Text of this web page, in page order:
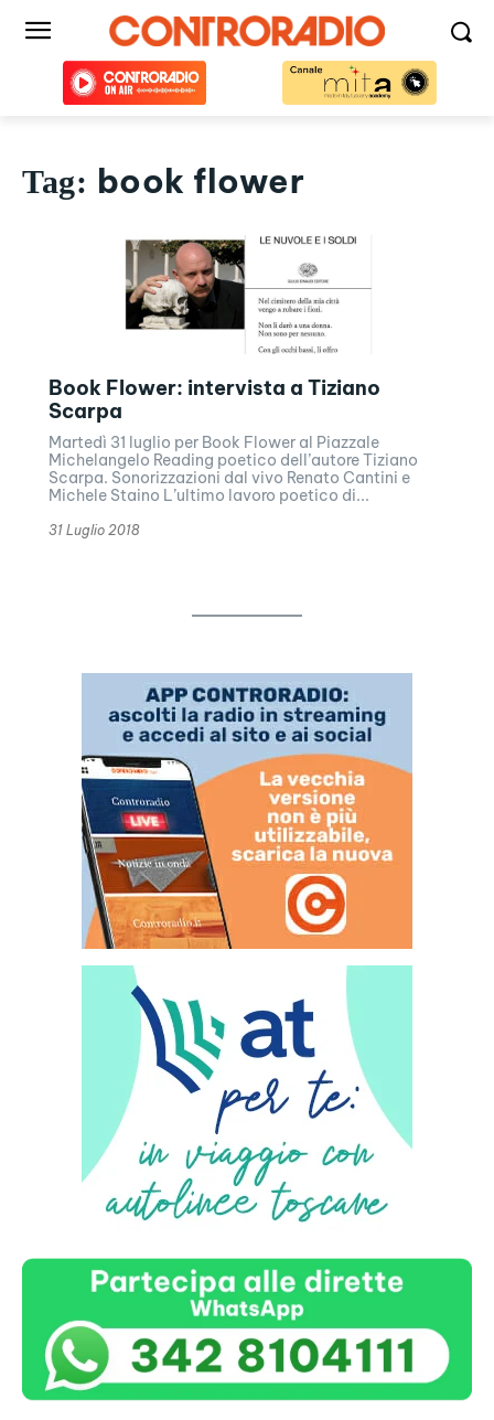
Tag: book flower
Book Flower: intervista a Tiziano
Scarpa
Martedì 31 luglio per Book Flower al Piazzale
Michelangelo Reading poetico dell’autore Tiziano
Scarpa. Sonorizzazioni dal vivo Renato Cantini e
Michele Staino L’ultimo lavoro poetico di...
31 Luglio 2018